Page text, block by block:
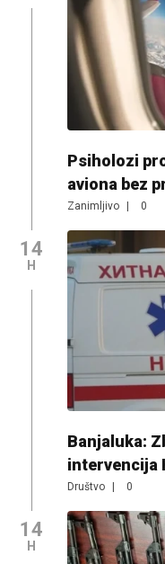
Psiholozi
aviona bez
Zanimljivo | 0
14
H
Banjaluka:
intervencija
Društvo 0
14
H